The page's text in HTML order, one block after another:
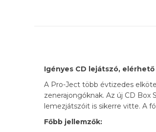
Igényes CD lejátszó, elérhető
A Pro-Ject több évtizedes
zenerajongóknak. Az új CD Box
lemezjátszóit is sikerre vitte. A
Főbb jellemzők: